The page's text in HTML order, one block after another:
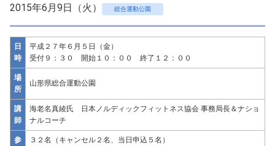
2015年6月9日（火） 総合運動公園
日
時
平成２７年６月５日（金）
受付９：３０ 開始１０：００ 終了１２：００
場
所
山形県総合運動公園
講
師
海老名真綾氏 日本ノルディックフィットネス協会 事務局長＆ナショ
ナルコーチ
参
３２名（キャンセル２名、当日申込５名）